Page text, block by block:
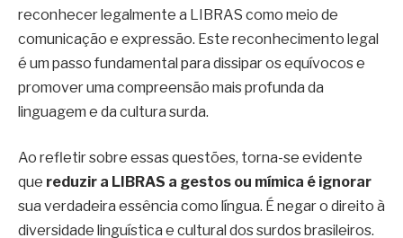
reconhecer legalmente a LIBRAS como meio de
comunicação e expressão. Este reconhecimento legal
é um passo fundamental para dissipar os equívocos e
promover uma compreensão mais profunda da
linguagem e da cultura surda.
Ao refletir sobre essas questões, torna-se evidente
que reduzir a LIBRAS a gestos ou mímica é ignorar
sua verdadeira essência como língua. É negar o direito à
diversidade linguística e cultural dos surdos brasileiros.